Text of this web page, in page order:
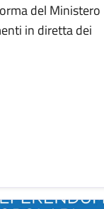
del Ministero
in diretta dei